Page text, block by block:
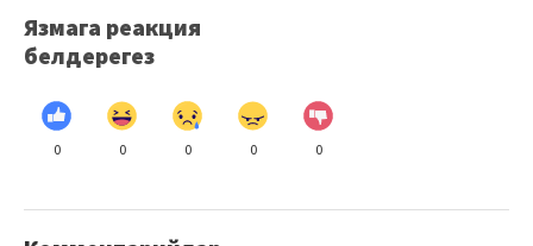
Язмага реакция
белдерегез
0 0 0 0 0